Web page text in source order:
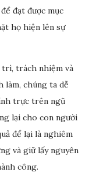
đạt được mục
họ hiện lên sự
trách nhiệm và
làm, chúng ta dễ
trực trên ngũ
lại cho con người
để lại là nghiêm
và giữ lấy nguyên
công.